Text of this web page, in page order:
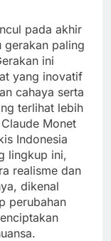
pada akhir
gerakan paling
ini
yang inovatif
cahaya serta
terlihat lebih
Monet
Indonesia
lingkup ini,
realisme dan
dikenal
perubahan